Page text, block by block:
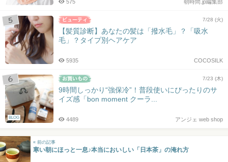
朝時間.jp編集部
575
7/28 (火)
【髪質診断】あなたの髪は「撥水毛」？「吸水
毛」？タイプ別ヘアケア
COCOSILK
5935
BLOG
7/23 (木)
9時間しっかり“強保冷”！普段使いにぴったりのサ
イズ感「bon moment クーラ...
アンジェ web shop
4489
« 前の記事
寒い朝にほっと一息♪本当においしい「日本茶」の淹れ方